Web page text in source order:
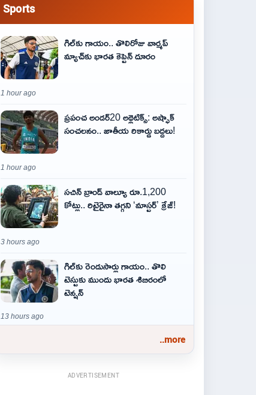
Sports
గిల్‌కు గాయం.. తొలిరోజు వార్మప్‌
మ్యాచ్‌కు భారత కెప్టెన్‌ దూరం
1 hour ago
ప్రపంచ అండర్20 అథ్లెటిక్స్: అష్ఫాక్
సంచలనం.. జాతీయ రికార్డు బద్దలు!
1 hour ago
సచిన్ బ్రాండ్ వాల్యూ రూ.1,200
కోట్లు.. రిటైరైనా తగ్గని ‘మాస్టర్’ క్రేజ్!
3 hours ago
గిల్‌కు రెండుసార్లు గాయం.. తొలి
టెస్టుకు ముందు భారత శిబిరంలో
టెన్షన్
13 hours ago
..more
ADVERTISEMENT